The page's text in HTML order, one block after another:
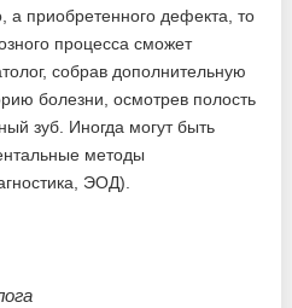
а приобретенного дефекта, то
процесса сможет
собрав дополнительную
болезни, осмотрев полость
зуб. Иногда могут быть
методы
ЭОД).